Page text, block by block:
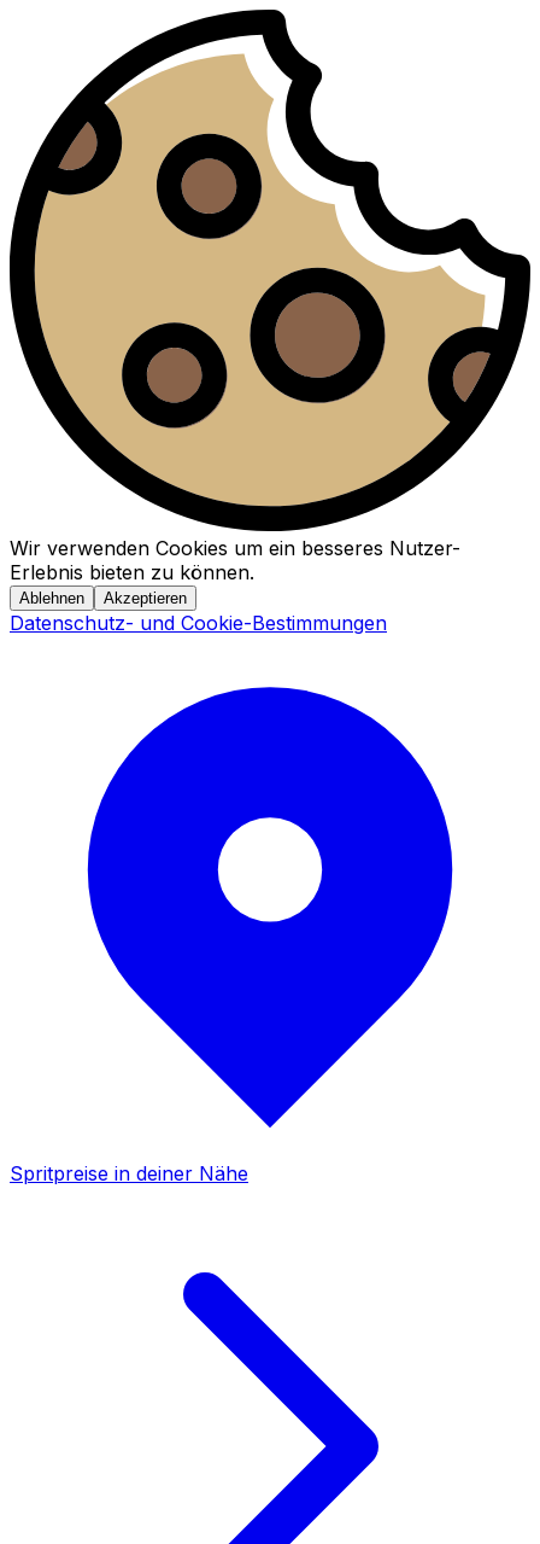
Wir verwenden Cookies um ein besseres Nutzer-
Erlebnis bieten zu können.
Ablehnen Akzeptieren
Datenschutz- und Cookie-Bestimmungen
Spritpreise in deiner Nähe